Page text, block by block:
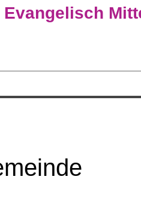
Evangelisch